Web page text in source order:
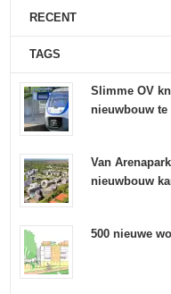
RECENT
TAGS
Slimme OV
nieuwbouw te
Van
nieuwbouw
500 nieuwe